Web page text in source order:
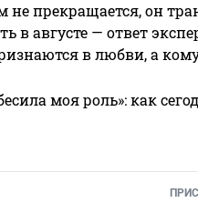
не прекращается, он
в августе — ответ
в любви, а
моя роль»: как